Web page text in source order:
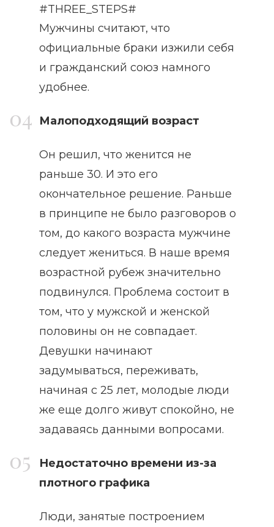
#THREE_STEPS#
Мужчины считают, что
официальные браки изжили себя
и гражданский союз намного
удобнее.
Малоподходящий возраст
Он решил, что женится не
раньше 30. И это его
окончательное решение. Раньше
в принципе не было разговоров о
том, до какого возраста мужчине
следует жениться. В наше время
возрастной рубеж значительно
подвинулся. Проблема состоит в
том, что у мужской и женской
половины он не совпадает.
Девушки начинают
задумываться, переживать,
начиная с 25 лет, молодые люди
же еще долго живут спокойно, не
задаваясь данными вопросами.
Недостаточно времени из-за
плотного графика
Люди, занятые построением